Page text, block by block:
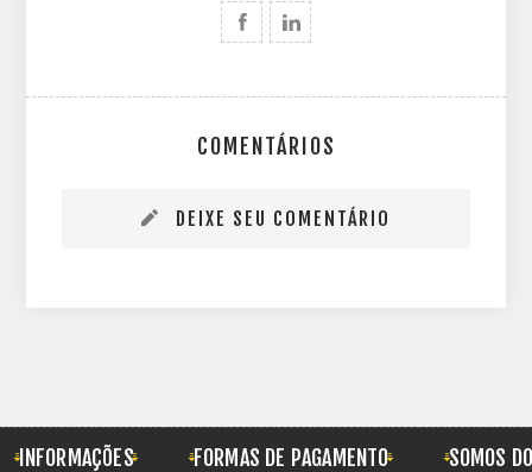
COMENTÁRIOS
DEIXE SEU COMENTÁRIO
INFORMAÇÕES FORMAS DE PAGAMENTO SOMOS